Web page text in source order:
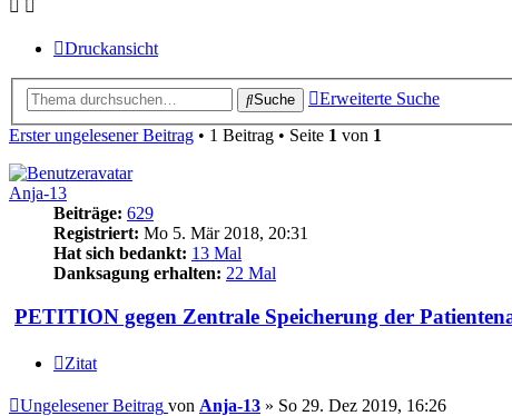
Druckansicht
Suche
Erweiterte Suche
Erster ungelesener Beitrag • 1 Beitrag • Seite 1 von 1
Anja-13
Beiträge: 629
Registriert: Mo 5. Mär 2018, 20:31
Hat sich bedankt: 13 Mal
Danksagung erhalten: 22 Mal
PETITION gegen Zentrale Speicherung der
Zitat
Ungelesener Beitrag von Anja-13 » So 29. Dez 2019, 16:26